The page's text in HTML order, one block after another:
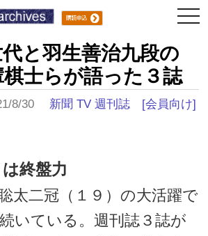
と羽生善治九段の
士らが語った３誌
8/30 新聞 TV 週刊誌 [会員向け]
終盤力
太二冠（１９）の大活躍で
いている。週刊誌３誌が